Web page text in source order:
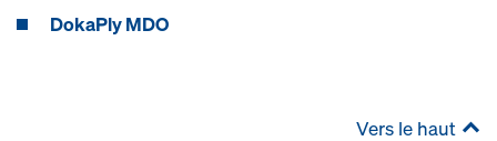
DokaPly MDO
Vers le haut